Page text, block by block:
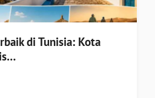
di Tunisia: Kota